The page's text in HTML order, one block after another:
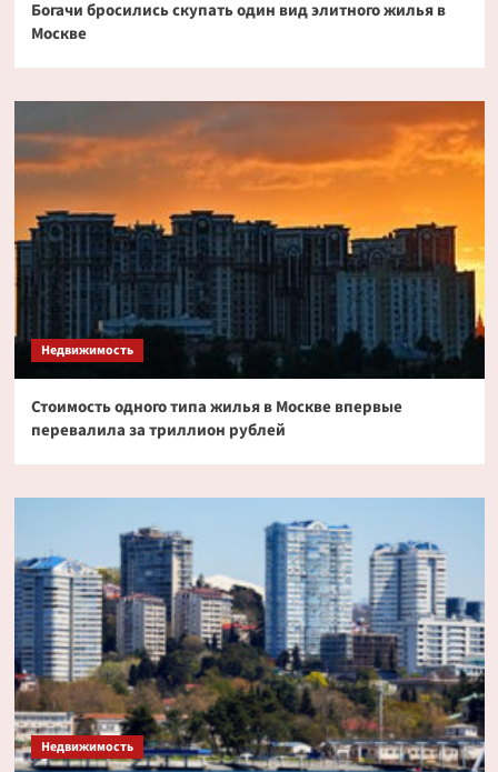
Богачи бросились скупать один вид элитного жилья в
Москве
Недвижимость
Стоимость одного типа жилья в Москве впервые
перевалила за триллион рублей
Недвижимость